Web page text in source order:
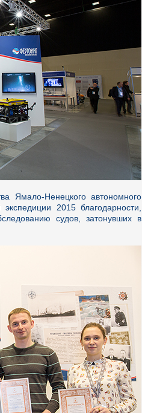
Ямало-Ненецкого автономного
2015 благодарности,
судов, затонувших в